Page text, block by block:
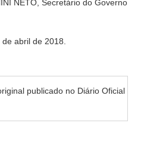
NETO, Secretário do Governo
abril de 2018.
publicado no Diário Oficial